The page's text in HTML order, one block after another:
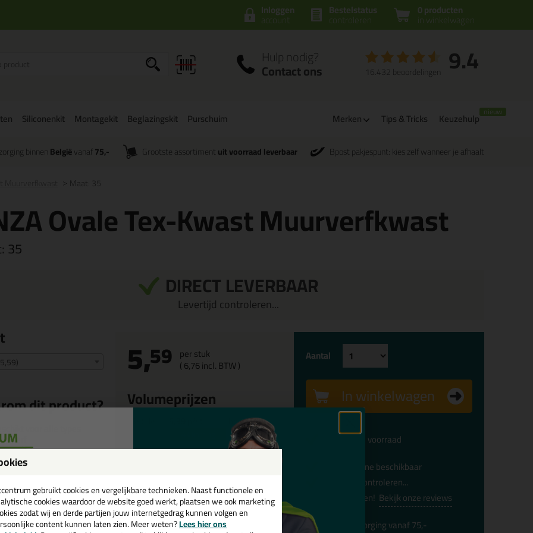
0 producten
in winkelwagen
Bestelstatus
controleren
Inloggen
account
Hulp nodig?
Contact ons 9.4
16.432 beoordelingen
Siliconenkit Montagekit Beglazingskit Purschuim Merken Tips & Tricks Keuzehulp
binnenBelgiëvanaf 75,- Grootste assortiment uit voorraad leverbaar Bpost pakjespunt: kies zelf wanneer je afhaalt
Maat: 35
Ovale Tex-Kwast Muurverfkwast
35
DIRECT LEVERBAAR
Levertijd controleren...
dit product?
om te gebruiken
verdeling van de
verflijnen
5,59 per stuk
(6,76incl. BTW )
Volumeprijzen
bestel 6x
Aantal
In winkelwagen
Voldoende voorraad
Alleen online beschikbaar
Levertijd controleren...
Afgesproken! Bekijk onze reviews
bezorging vanaf 75,-
gebruikt cookies en vergelijkbare technieken. Naast functionele en
cookies waardoor de website goed werkt, plaatsen we ook marketing
zodat wij en derde partijen jouw internetgedrag kunnen volgen en
content kunnen laten zien. Meer weten?Lees hier ons
💚
en ontvang een